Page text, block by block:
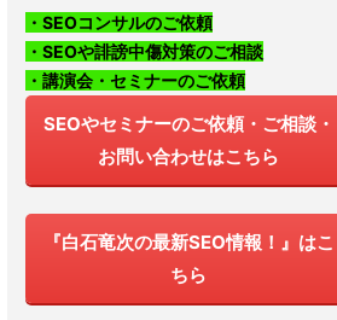
・SEOコンサルのご依頼
・SEOや誹謗中傷対策のご相談
・講演会・セミナーのご依頼
SEOやセミナーのご依頼・ご相談・
お問い合わせはこちら
『白石竜次の最新SEO情報！』はこ
ちら